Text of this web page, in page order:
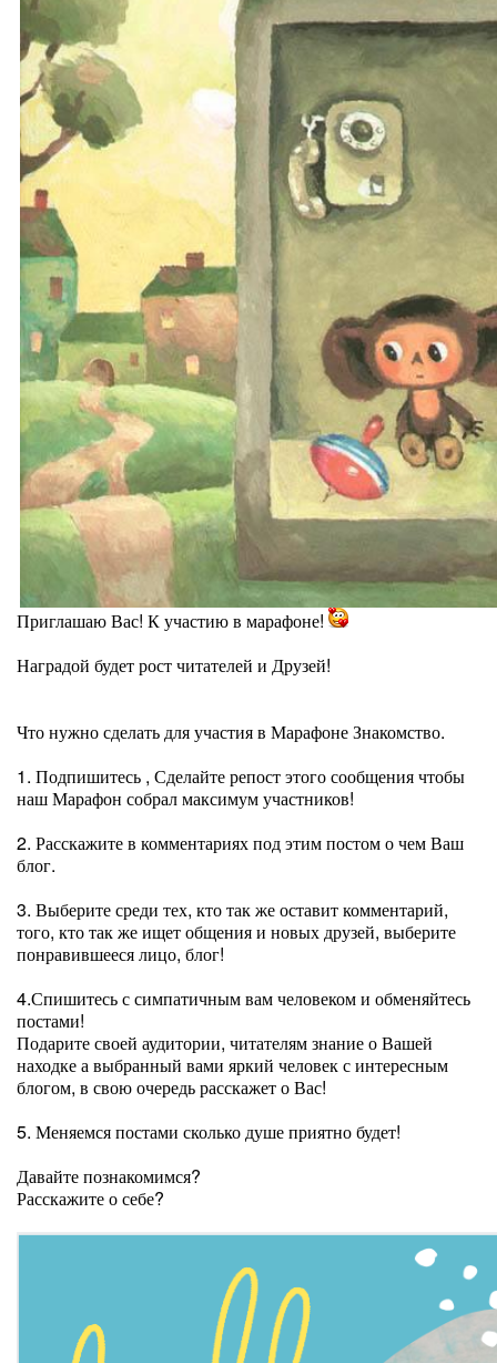
Приглашаю Вас! К участию в марафоне!
Наградой будет рост читателей и Друзей!
Что нужно сделать для участия в Марафоне Знакомство.
1. Подпишитесь , Сделайте репост этого сообщения чтобы
наш Марафон собрал максимум участников!
2. Расскажите в комментариях под этим постом о чем Ваш
блог.
3. Выберите среди тех, кто так же оставит комментарий,
того, кто так же ищет общения и новых друзей, выберите
понравившееся лицо, блог!
4.Спишитесь с симпатичным вам человеком и обменяйтесь
постами!
Подарите своей аудитории, читателям знание о Вашей
находке а выбранный вами яркий человек с интересным
блогом, в свою очередь расскажет о Вас!
5. Меняемся постами сколько душе приятно будет!
Давайте познакомимся?
Расскажите о себе?